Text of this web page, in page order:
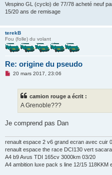
Vespino GL (cyclo) de 77/78 acheté neuf
15/20 ans de remisage
terekB
Fou (folle) du volant
Re: origine du pseudo
M
o
n
20 mars 2017, 23:06
camion rouge a écrit :
A Grenoble???
Je comprend pas Dan
renault espace 2 v6 grand ecran avec cuir
renault espace the race DCI130 vert
A4 b9 Avus TDI 165cv 3000km 03/20
A4 ambition luxe pack s line 12/15 118KKM